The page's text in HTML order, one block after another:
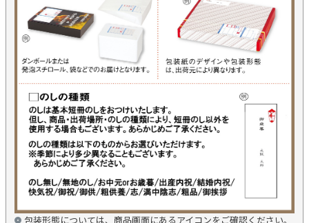
包装形態については、商品画面にあるアイコンをご確認ください。